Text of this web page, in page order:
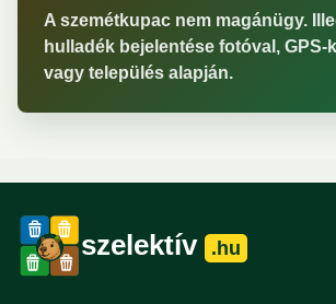
A szemétkupac nem magánügy.
hulladék bejelentése fotóval, GPS-
vagy település alapján.
szelektív .hu